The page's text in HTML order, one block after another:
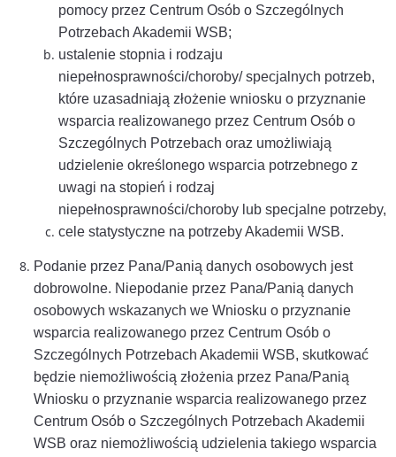
pomocy przez Centrum Osób o Szczególnych
Potrzebach Akademii WSB;
ustalenie stopnia i rodzaju
niepełnosprawności/choroby/ specjalnych potrzeb,
które uzasadniają złożenie wniosku o przyznanie
wsparcia realizowanego przez Centrum Osób o
Szczególnych Potrzebach oraz umożliwiają
udzielenie określonego wsparcia potrzebnego z
uwagi na stopień i rodzaj
niepełnosprawności/choroby lub specjalne potrzeby,
cele statystyczne na potrzeby Akademii WSB.
Podanie przez Pana/Panią danych osobowych jest
dobrowolne. Niepodanie przez Pana/Panią danych
osobowych wskazanych we Wniosku o przyznanie
wsparcia realizowanego przez Centrum Osób o
Szczególnych Potrzebach Akademii WSB, skutkować
będzie niemożliwością złożenia przez Pana/Panią
Wniosku o przyznanie wsparcia realizowanego przez
Centrum Osób o Szczególnych Potrzebach Akademii
WSB oraz niemożliwością udzielenia takiego wsparcia